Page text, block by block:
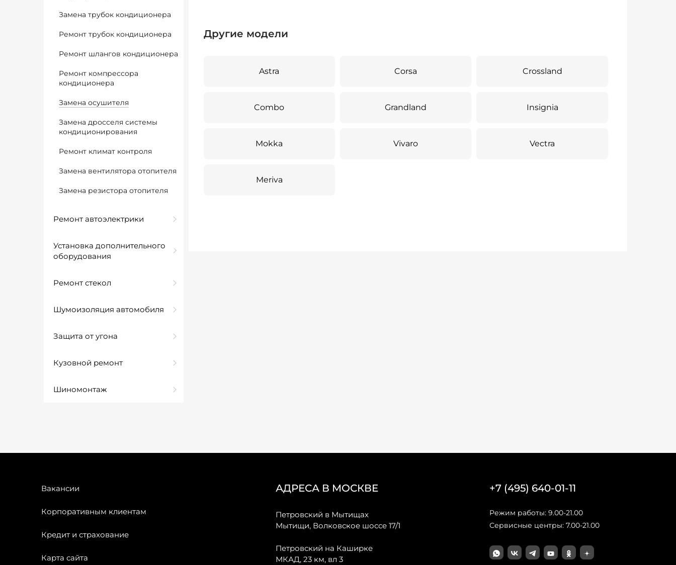
Замена трубок кондиционера
Ремонт трубок кондиционера
Ремонт шлангов кондиционера
Ремонт компрессора
кондиционера
Замена осушителя
Замена дросселя системы
кондиционирования
Ремонт климат контроля
Замена вентилятора отопителя
Замена резистора отопителя
Ремонт автоэлектрики
Установка дополнительного
оборудования
Ремонт стекол
Шумоизоляция автомобиля
Защита от угона
Кузовной ремонт
Шиномонтаж
Другие модели
Astra Corsa Crossland
Combo Grandland Insignia
Mokka Vivaro Vectra
Meriva
Вакансии
Корпоративным клиентам
Кредит и страхование
Карта сайта
АДРЕСА В МОСКВЕ
Петровский в Мытищах
Мытищи, Волковское шоссе 17/1
Петровский на Каширке
МКАД, 23 км, вл 3
+7 (495) 640-01-11
Режим работы: 9.00-21.00
Сервисные центры: 7.00-21.00